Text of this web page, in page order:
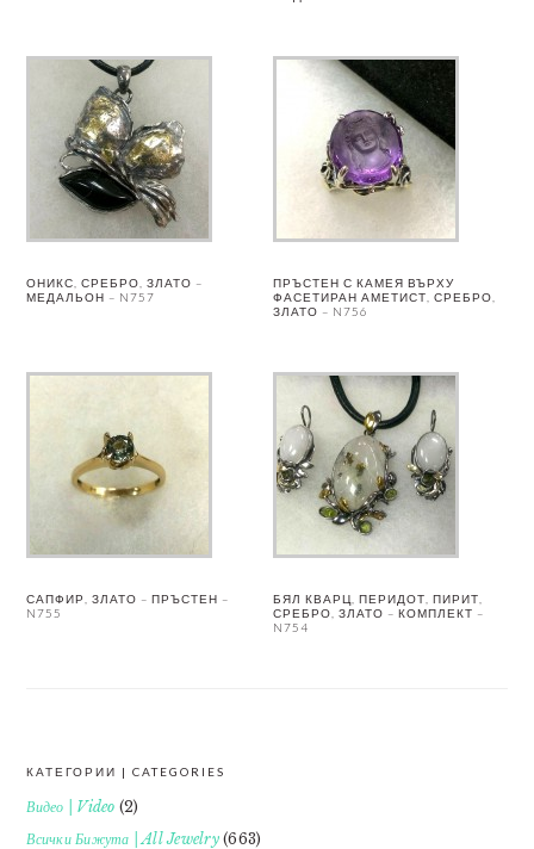
ОНИКС, СРЕБРО, ЗЛАТО –
МЕДАЛЬОН – N757
ПРЪСТЕН С КАМЕЯ ВЪРХУ
ФАСЕТИРАН АМЕТИСТ, СРЕБРО,
ЗЛАТО – N756
САПФИР, ЗЛАТО – ПРЪСТЕН –
N755
БЯЛ КВАРЦ, ПЕРИДОТ, ПИРИТ,
СРЕБРО, ЗЛАТО – КОМПЛЕКТ –
N754
FOOTER
КАТЕГОРИИ | CATEGORIES
Видео | Video (2)
Всички Бижута | All Jewelry(663)